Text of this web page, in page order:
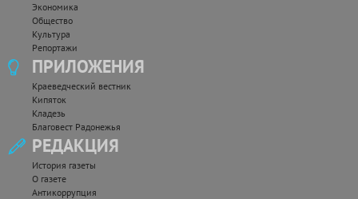
Экономика
Общество
Культура
Репортажи
ПРИЛОЖЕНИЯ
Краеведческий вестник
Кипяток
Кладезь
Благовест Радонежья
РЕДАКЦИЯ
История газеты
О газете
Антикоррупция